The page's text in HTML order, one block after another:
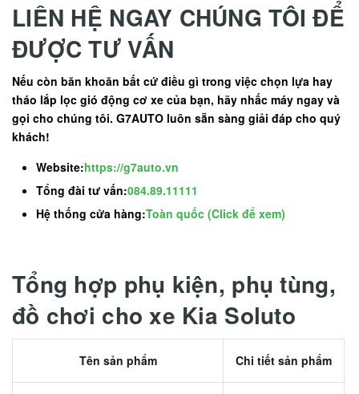
LIÊN HỆ NGAY CHÚNG TÔI ĐỂ
ĐƯỢC TƯ VẤN
Nếu còn băn khoăn bất cứ điều gì trong việc chọn lựa hay
tháo lắp lọc gió động cơ xe của bạn, hãy nhấc máy ngay và
gọi cho chúng tôi. G7AUTO luôn sẵn sàng giải đáp cho quý
khách!
Website:https://g7auto.vn
Tổng đài tư vấn:084.89.11111
Hệ thống cửa hàng:Toàn quốc (Click để xem)
Tổng hợp phụ kiện, phụ tùng,
đồ chơi cho xe Kia Soluto
Tên sản phẩm Chi tiết sản phẩm